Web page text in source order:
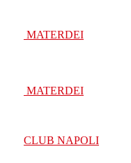
MATERDEI
MATERDEI
CLUB NAPOLI